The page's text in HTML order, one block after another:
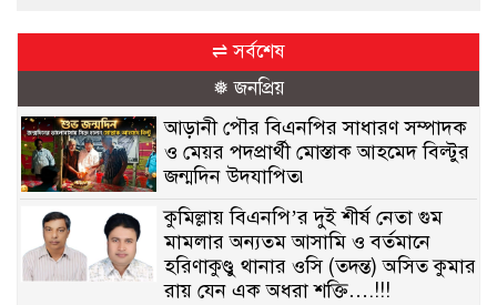
⇌ সর্বশেষ
❅ জনপ্রিয়
আড়ানী পৌর বিএনপির সাধারণ সম্পাদক
ও মেয়র পদপ্রার্থী মোস্তাক আহমেদ বিল্টুর
জন্মদিন উদযাপিত৷
কুমিল্লায় বিএনপি’র দুই শীর্ষ নেতা গুম
মামলার অন্যতম আসামি ও বর্তমানে
হরিণাকুণ্ডু থানার ওসি (তদন্ত) অসিত কুমার
রায় যেন এক অধরা শক্তি….!!!